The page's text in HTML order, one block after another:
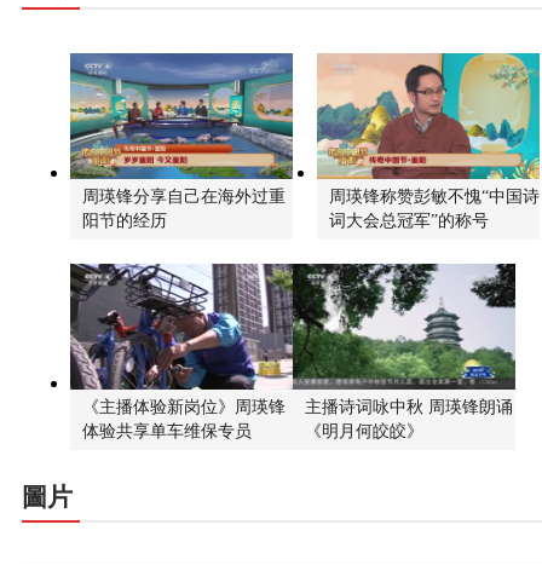
周瑛锋分享自己在海外过重
阳节的经历
周瑛锋称赞彭敏不愧“中国诗
词大会总冠军”的称号
《主播体验新岗位》周瑛锋
体验共享单车维保专员
主播诗词咏中秋 周瑛锋朗诵
《明月何皎皎》
圖片